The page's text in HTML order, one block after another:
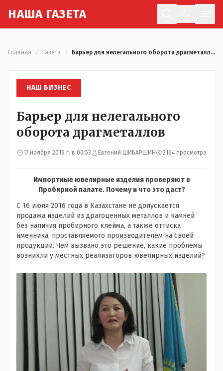
НАША ГАЗЕТА
Главная Газета Барьер для нелегального оборота драгметаллов
НАШ БИЗНЕС
Барьер для нелегального
оборота драгметаллов
17 ноября 2016 г. в 00:53 Евгений ШИБАРШИН 2164 просмотра
Импортные ювелирные изделия проверяют в
Пробирной палате. Почему и что это даст?
С 16 июля 2016 года в Казахстане не допускается
продажа изделий из драгоценных металлов и камней
без наличия пробирного клейма, а также оттиска
именника, проставляемого производителем на своей
продукции. Чем вызвано это решение, какие проблемы
возникли у местных реализаторов ювелирных изделий?